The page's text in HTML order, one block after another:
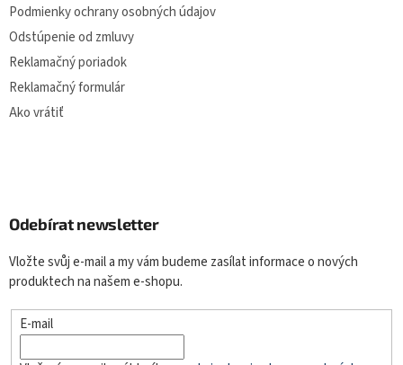
Podmienky ochrany osobných údajov
Odstúpenie od zmluvy
Reklamačný poriadok
Reklamačný formulár
Ako vrátiť
Odebírat newsletter
Vložte svůj e-mail a my vám budeme zasílat informace o nových
produktech na našem e-shopu.
E-mail